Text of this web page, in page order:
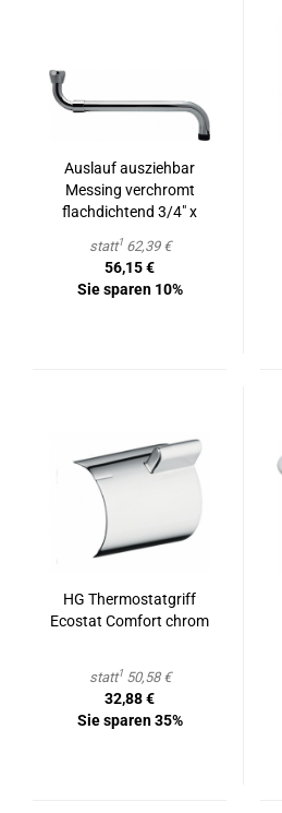
Aus­lauf aus­zieh­bar
Mes­sing ver­chromt
flach­dich­tend 3/4" x
statt162,39 €
56,15 €
Sie sparen 10%
HG Ther­mo­stat­griff
Ecostat Com­fort chrom
statt150,58 €
32,88 €
Sie sparen 35%